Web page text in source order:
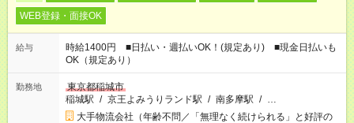
WEB登録・面接OK
給与
時給1400円 ■日払い・週払いOK！(規定あり) ■現金日払いも
OK（規定あり）
勤務地
東京都稲城市
稲城駅 / 京王よみうりランド駅 / 南多摩駅 / …
大手物流会社（年齢不問／「無理なく続けられる」と好評の